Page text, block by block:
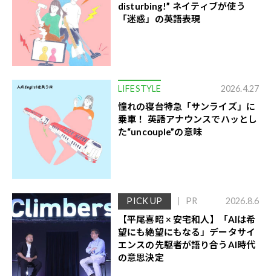
disturbing!” ネイティブが使う
「迷惑」の英語表現
LIFESTYLE 2026.4.27
憧れの寝台特急「サンライズ」に
乗車！ 英語アナウンスでハッとし
た“uncouple”の意味
PICK UP PR 2026.8.6
【平尾喜昭 × 安宅和人】「AIは希
望にも絶望にもなる」データサイ
エンスの先駆者が語り合うAI時代
の意思決定